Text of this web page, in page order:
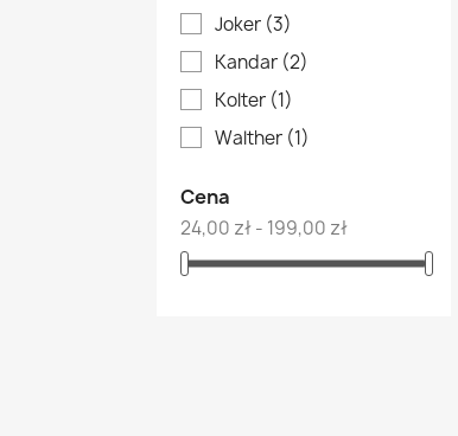
Joker (3)
Kandar (2)
Kolter (1)
Walther (1)
Cena
24,00 zł - 199,00 zł